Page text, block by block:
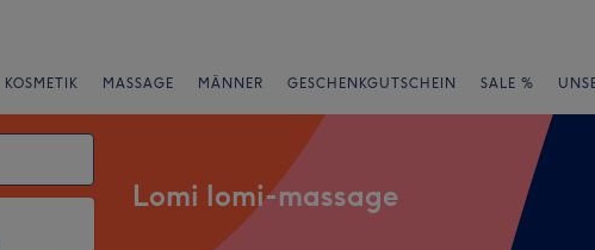
KOSMETIK MASSAGE MÄNNER GESCHENKGUTSCHEIN SALE %
Lomi lomi-massage